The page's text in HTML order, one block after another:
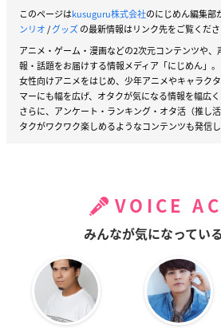
このページはkusuguru株式会社のにじめん編集部
ンリオ/グッズの最新情報はリンク先をご覧くださ
アニメ・ゲーム・漫画などの2次元コンテンツや
報・話題をお届けする情報メディア「にじめん」。
女性向けアニメをはじめ、少年アニメやキャラク
マーにも幅を広げ、オタクが気になる情報を幅広く
さらに、アンケート・ランキング・オタ活（推し
タクがワクワク楽しめるようなコンテンツも発信し
VOICE
みんなが気になってい